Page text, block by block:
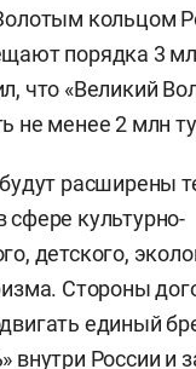
кольцом
порядка 3
что «Великий
не менее 2 млн
расширены
культурно-
детского,
Стороны
единый
внутри России и